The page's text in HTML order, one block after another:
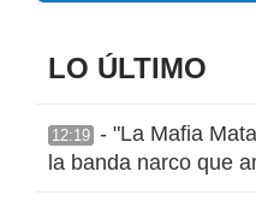
LO ÚLTIMO
12:19 - "La Mafia
la banda narco que